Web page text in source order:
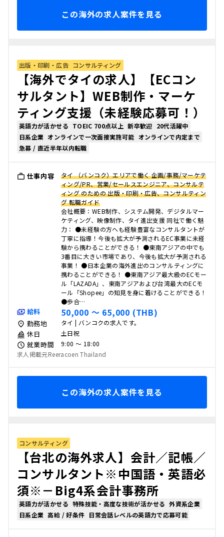
この海外の求人案件を見る
出版・印刷・広告 コンサルティング
【海外でタイの求人】【ECコン
サルタント】WEB制作・マーケ
ティング支援（未経験応募可！）
英語力が活かせる TOEIC 700点以上 新卒歓迎 20代活躍中
日系企業 オンラインで一次面接実施可能 オンラインで内定まで
急募 / 直近半年以内転職
仕事内容
タイ （バンコク）エリアで働く 企画/事務/マーケテ
ィング/PR、営業/セールスエンジニア、コンサルテ
ィング のための 出版・印刷・広告、コンサルティン
グ 転職ガイド
会社概要：WEB制作、システム開発、デジタルマー
ケティング、映像制作、タイ進出支援 同社で働く魅
力： ●未経験の方へも経験豊富なコンサルタントが
丁寧に指導！今後も拡大が予測されるEC事業に未経
験から携わることができる！ ●東南アジアの中でも
3番目に大きい市場であり、今後も拡大が予測される
事業！ ●日本企業の海外進出のコンサルティングに
携わることができる！ ●東南アジア最大級のECモー
ル「LAZADA」、東南アジアおよび台湾最大のECモ
ール「Shopee」の知見を身に着けることができる！
●歩合…
給料 50,000 〜 65,000 (THB)
勤務地 タイ | バンコクの求人です。
休日 土日祝
就業時間
9:00 〜 18:00
求人掲載元Reeracoen Thailand
この海外の求人案件を見る
コンサルティング
【台北の海外求人】会計／記帳／
コンサルタント※中国語・英語必
須※－Big4系会計事務所
英語力が活かせる 特殊技能・高度な技術が活かせる 外資系企業
日系企業 高給 / 好条件 日常会話レベルの英語力で応募可能